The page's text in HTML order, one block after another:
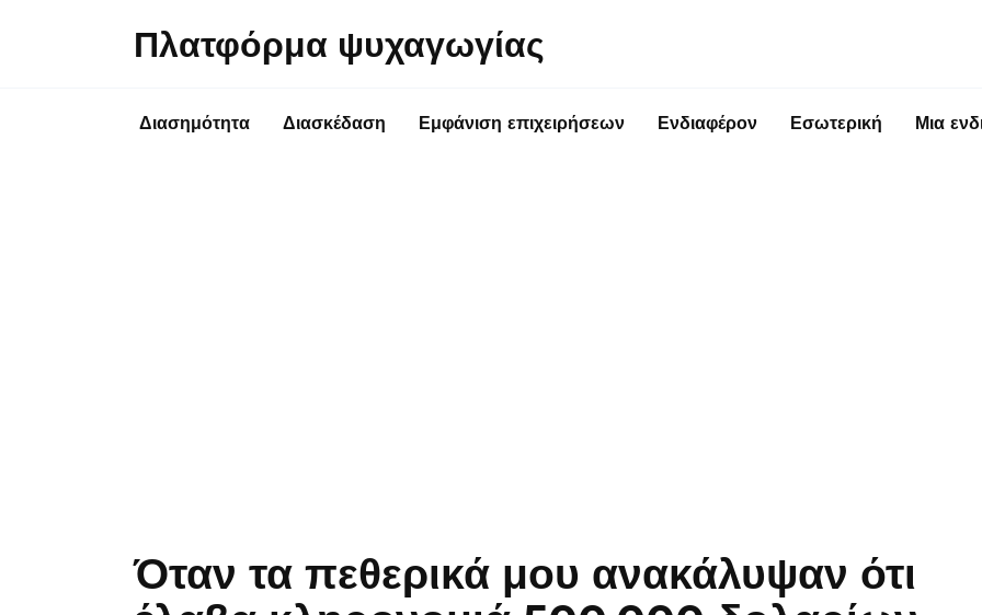
Πλατφόρμα ψυχαγωγίας
Διασημότητα Διασκέδαση Εμφάνιση επιχειρήσεων Ενδιαφέρον Εσωτερική Μια
Όταν τα πεθερικά μου ανακάλυψαν ότι